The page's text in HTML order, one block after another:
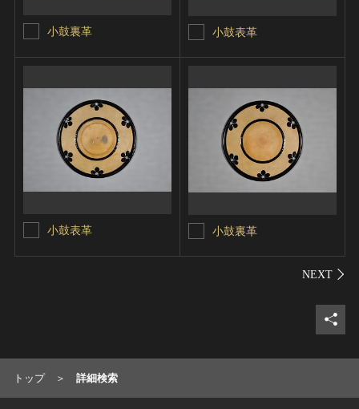
小鼓裏革 小鼓表革
小鼓表革 小鼓裏革
シェ
トップ 詳細検索